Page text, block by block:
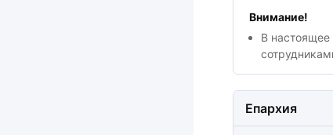
Внимание!
В
Епархия